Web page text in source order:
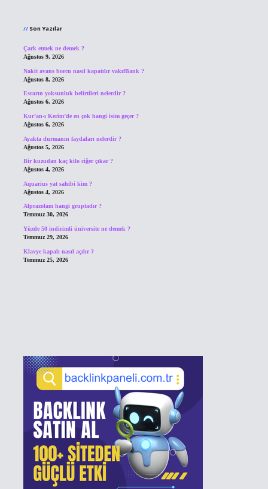
Son Yazılar
Çark etmek ne demek ?
Ağustos 9, 2026
Nakit avans borcu nasıl kapatılır vakıfBank ?
Ağustos 8, 2026
Esrarın yoksunluk belirtileri nelerdir ?
Ağustos 6, 2026
Kur’an-ı Kerim’de en çok hangi isim geçer ?
Ağustos 6, 2026
Ayakta durmanın faydaları nelerdir ?
Ağustos 5, 2026
Bir kuzudan kaç kilo ciğer çıkar ?
Ağustos 4, 2026
Aquarius yat sahibi kim ?
Ağustos 4, 2026
Alprazolam hangi gruptadır ?
Temmuz 30, 2026
Yüzde 50 indirimli üniversite ne demek ?
Temmuz 29, 2026
Klavye kapalı nasıl açılır ?
Temmuz 25, 2026